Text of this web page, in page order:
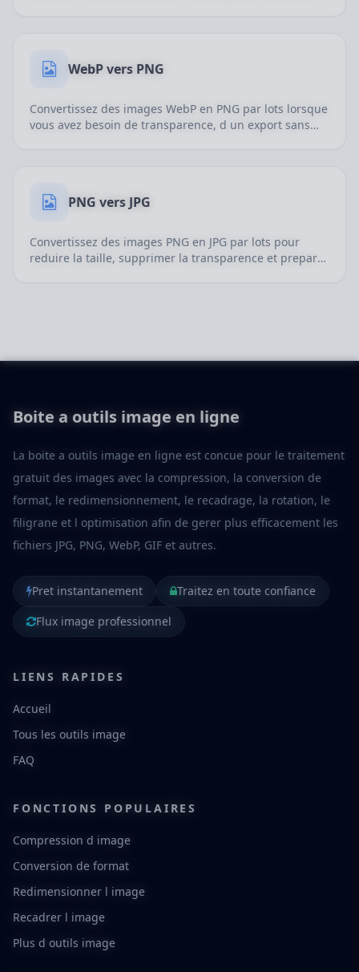
WebP vers PNG
Convertissez des images WebP en PNG par lots lorsque
vous avez besoin de transparence, d un export sans
PNG vers JPG
Convertissez des images PNG en JPG par lots pour
reduire la taille, supprimer la transparence et preparer
Boite a outils image en ligne
La boite a outils image en ligne est concue pour le traitement
gratuit des images avec la compression, la conversion de
format, le redimensionnement, le recadrage, la rotation, le
filigrane et l optimisation afin de gerer plus efficacement les
fichiers JPG, PNG, WebP, GIF et autres.
Pret instantanement
Traitez en toute confiance
Flux image professionnel
LIENS RAPIDES
Accueil
Tous les outils image
FAQ
FONCTIONS POPULAIRES
Compression d image
Conversion de format
Redimensionner l image
Recadrer l image
Plus d outils image